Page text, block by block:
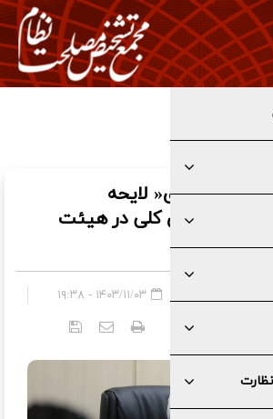
مجمع به سازوکار برگزاری جلسات مجلس
مغایرت‌های« لایحه
» با سیاست‌های کلی در هیئت
۱۴۰۳/۱۱/۰۳ - ۱۹:۳۸